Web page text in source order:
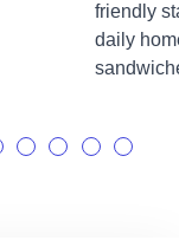
friendly
daily